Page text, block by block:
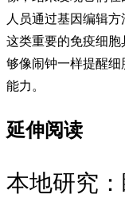
人员通过基因编辑
这类重要的免疫细
够像闹钟一样提醒
能力。
延伸阅读
本地研究